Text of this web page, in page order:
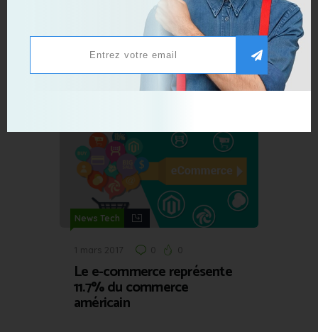
20 mars 2025 0
Le RCS chiffré : vers une
messagerie sécurisée entre
News Tech
1 mars 2017 0 0
Le e-commerce représente
11.7% du commerce
américain